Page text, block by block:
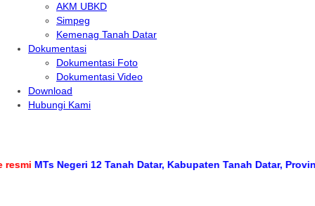
AKM UBKD
Simpeg
Kemenag Tanah Datar
Dokumentasi
Dokumentasi Foto
Dokumentasi Video
Download
Hubungi Kami
MTs Negeri 12 Tanah Datar, Kabupaten Tanah Datar, Provinsi